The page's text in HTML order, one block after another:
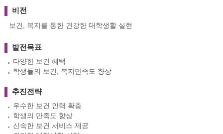
비전
보건, 복지를 통한 건강한 대학생활 실현
발전목표
다양한 보건 혜택
학생들의 보건, 복지만족도 향상
추진전략
우수한 보건 인력 확충
학생의 만족도 향상
신속한 보건 서비스 제공